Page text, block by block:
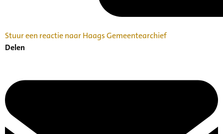
Stuur een reactie naar Haags Gemeentearchief
Delen